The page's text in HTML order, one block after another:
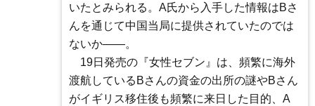
いたとみられる。A氏から入手した情報はBさ
んを通じて中国当局に提供されていたのでは
ないか――。
19日発売の『女性セブン』は、頻繁に海外
渡航しているBさんの資金の出所の謎やBさん
がイギリス移住後も頻繁に来日した目的、A